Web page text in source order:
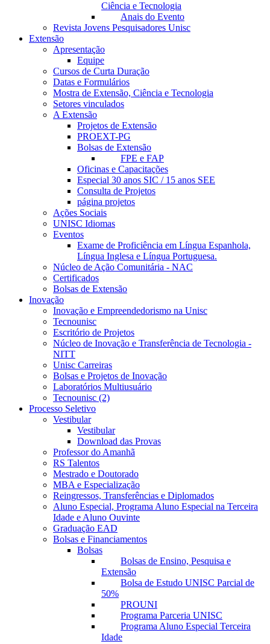
Ciência e Tecnologia
Anais do Evento
Revista Jovens Pesquisadores Unisc
Extensão
Apresentação
Equipe
Cursos de Curta Duração
Datas e Formulários
Mostra de Extensão, Ciência e Tecnologia
Setores vinculados
A Extensão
Projetos de Extensão
PROEXT-PG
Bolsas de Extensão
FPE e FAP
Oficinas e Capacitações
Especial 30 anos SIC / 15 anos SEE
Consulta de Projetos
página projetos
Ações Sociais
UNISC Idiomas
Eventos
Exame de Proficiência em Língua Espanhola,
Língua Inglesa e Língua Portuguesa.
Núcleo de Ação Comunitária - NAC
Certificados
Bolsas de Extensão
Inovação
Inovação e Empreendedorismo na Unisc
Tecnounisc
Escritório de Projetos
Núcleo de Inovação e Transferência de Tecnologia -
NITT
Unisc Carreiras
Bolsas e Projetos de Inovação
Laboratórios Multiusuário
Tecnounisc (2)
Processo Seletivo
Vestibular
Vestibular
Download das Provas
Professor do Amanhã
RS Talentos
Mestrado e Doutorado
MBA e Especialização
Reingressos, Transferências e Diplomados
Aluno Especial, Programa Aluno Especial na Terceira
Idade e Aluno Ouvinte
Graduação EAD
Bolsas e Financiamentos
Bolsas
Bolsas de Ensino, Pesquisa e
Extensão
Bolsa de Estudo UNISC Parcial de
50%
PROUNI
Programa Parceria UNISC
Programa Aluno Especial Terceira
Idade